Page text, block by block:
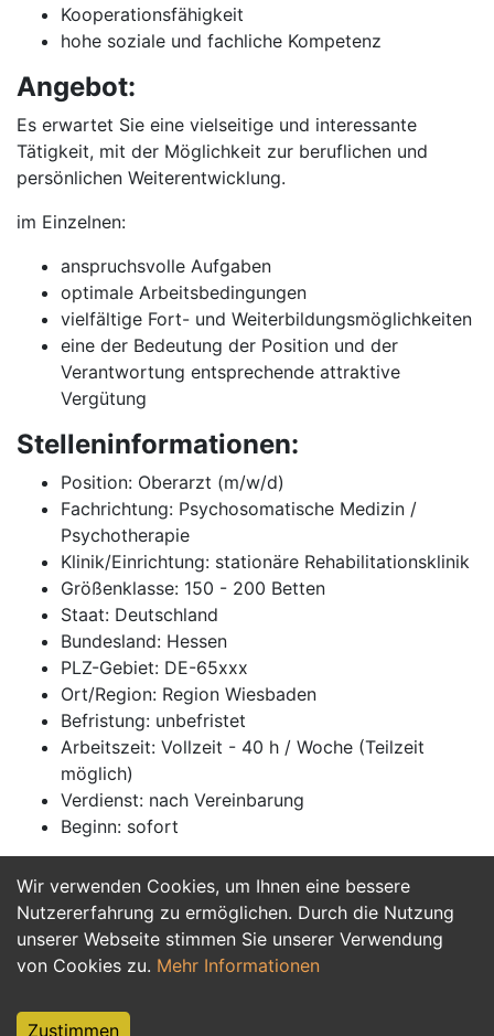
Wir verwenden Cookies, um Ihnen eine bessere
Nutzererfahrung zu ermöglichen. Durch die Nutzung
unserer Webseite stimmen Sie unserer Verwendung
von Cookies zu. Mehr Informationen
Zustimmen
Kooperationsfähigkeit
hohe soziale und fachliche Kompetenz
Angebot:
Es erwartet Sie eine vielseitige und interessante
Tätigkeit, mit der Möglichkeit zur beruflichen und
persönlichen Weiterentwicklung.
im Einzelnen:
anspruchsvolle Aufgaben
optimale Arbeitsbedingungen
vielfältige Fort- und Weiterbildungsmöglichkeiten
eine der Bedeutung der Position und der
Verantwortung entsprechende attraktive
Vergütung
Stelleninformationen:
Position: Oberarzt (m/w/d)
Fachrichtung: Psychosomatische Medizin /
Psychotherapie
Klinik/Einrichtung: stationäre Rehabilitationsklinik
Größenklasse: 150 - 200 Betten
Staat: Deutschland
Bundesland: Hessen
PLZ-Gebiet: DE-65xxx
Ort/Region: Region Wiesbaden
Befristung: unbefristet
Arbeitszeit: Vollzeit - 40 h / Woche (Teilzeit
möglich)
Verdienst: nach Vereinbarung
Beginn: sofort
Jetzt Bewerben